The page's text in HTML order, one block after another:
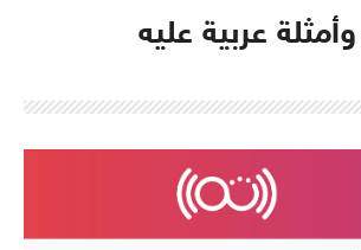
عربية عليه